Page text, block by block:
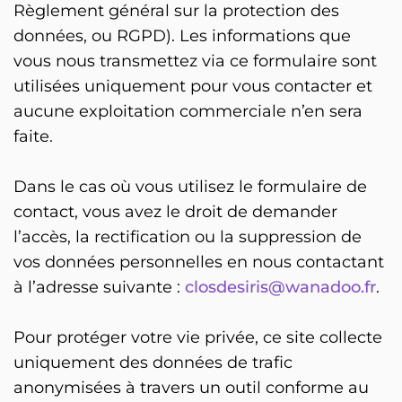
Règlement général sur la protection des
données, ou RGPD). Les informations que
vous nous transmettez via ce formulaire sont
utilisées uniquement pour vous contacter et
aucune exploitation commerciale n’en sera
faite.
Dans le cas où vous utilisez le formulaire de
contact, vous avez le droit de demander
l’accès, la rectification ou la suppression de
vos données personnelles en nous contactant
à l’adresse suivante : closdesiris@wanadoo.fr.
Pour protéger votre vie privée, ce site collecte
uniquement des données de trafic
anonymisées à travers un outil conforme au